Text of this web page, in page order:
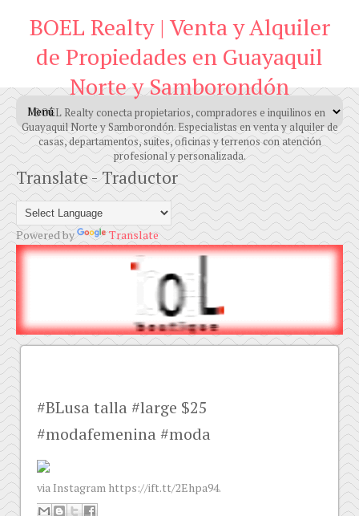
BOEL Realty | Venta y Alquiler
de Propiedades en Guayaquil
Norte y Samborondón
BOEL Realty conecta propietarios, compradores e inquilinos en
Guayaquil Norte y Samborondón. Especialistas en venta y alquiler de
casas, departamentos, suites, oficinas y terrenos con atención
profesional y personalizada.
Translate - Traductor
Powered by Translate
#BLusa talla #large $25
#modafemenina #moda
via Instagram https://ift.tt/2Ehpa94.